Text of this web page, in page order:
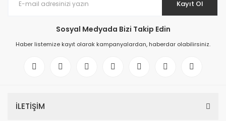
Kayıt Ol
Sosyal Medyada Bizi Takip Edin
Haber listemize kayıt olarak kampanyalardan, haberdar olabilirsiniz.
İLETİŞİM